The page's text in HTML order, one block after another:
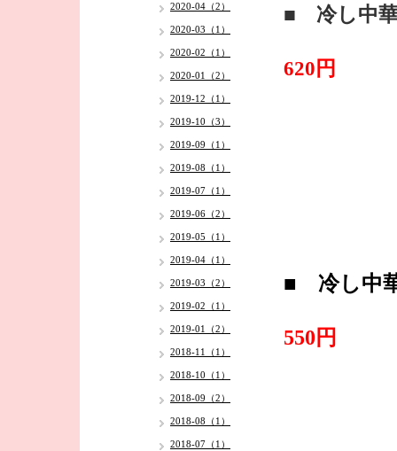
■ 冷し中
620円
■ 冷し中
550円
2020-04（2）
2020-03（1）
2020-02（1）
2020-01（2）
2019-12（1）
2019-10（3）
2019-09（1）
2019-08（1）
2019-07（1）
2019-06（2）
2019-05（1）
2019-04（1）
2019-03（2）
2019-02（1）
2019-01（2）
2018-11（1）
2018-10（1）
2018-09（2）
2018-08（1）
2018-07（1）